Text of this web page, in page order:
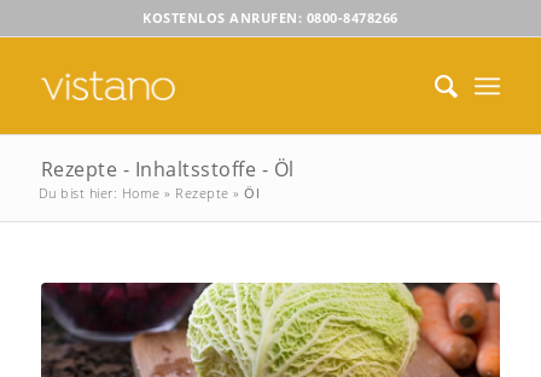
KOSTENLOS ANRUFEN: 0800-8478266
Rezepte - Inhaltsstoffe - Öl
Du bist hier: Home » Rezepte »Öl